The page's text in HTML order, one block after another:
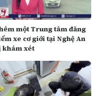
một Trung tâm đăng
xe cơ giới tại Nghệ An
khám xét